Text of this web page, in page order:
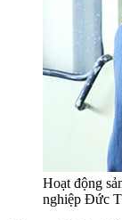
Hoạt động
nghiệp Đức